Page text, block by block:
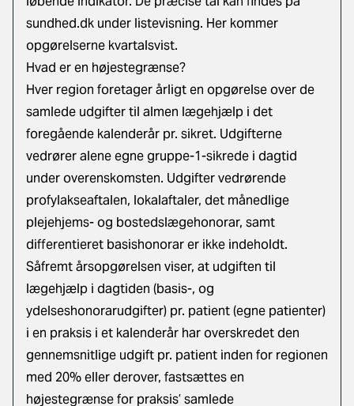
sundhed.dk under listevisning. Her kommer
opgørelserne kvartalsvist.
Hvad er en højestegrænse?
Hver region foretager årligt en opgørelse over de
samlede udgifter til almen lægehjælp i det
foregående kalenderår pr. sikret. Udgifterne
vedrører alene egne gruppe-1-sikrede i dagtid
under overenskomsten. Udgifter vedrørende
profylakseaftalen, lokalaftaler, det månedlige
plejehjems- og bostedslægehonorar, samt
differentieret basishonorar er ikke indeholdt.
Såfremt årsopgørelsen viser, at udgiften til
lægehjælp i dagtiden (basis-, og
ydelseshonorarudgifter) pr. patient (egne patienter)
i en praksis i et kalenderår har overskredet den
gennemsnitlige udgift pr. patient inden for regionen
med 20% eller derover, fastsættes en
højestegrænse for praksis’ samlede